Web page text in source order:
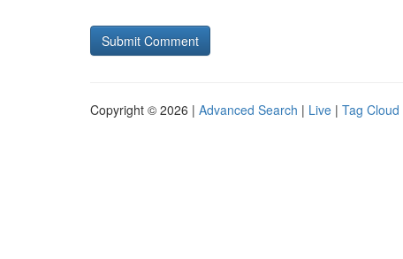
Copyright © 2026 | Advanced Search | Live | Tag Cloud